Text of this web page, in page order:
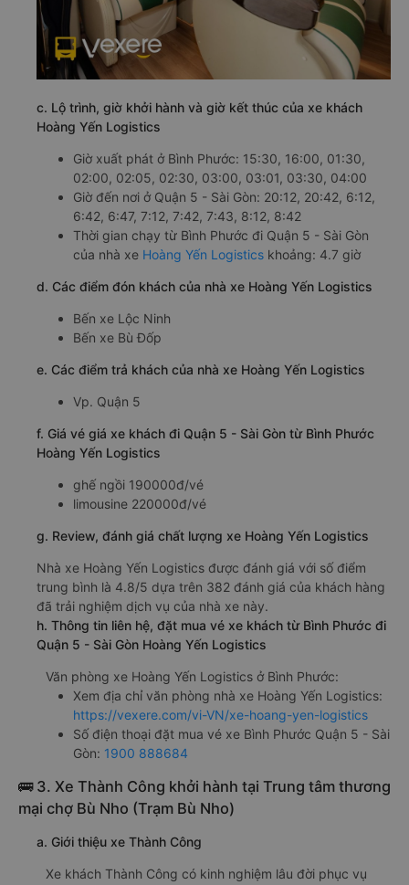
c. Lộ trình, giờ khởi hành và giờ kết thúc của xe khách
Hoàng Yến Logistics
Giờ xuất phát ở Bình Phước: 15:30, 16:00, 01:30,
02:00, 02:05, 02:30, 03:00, 03:01, 03:30, 04:00
Giờ đến nơi ở Quận 5 - Sài Gòn: 20:12, 20:42, 6:12,
6:42, 6:47, 7:12, 7:42, 7:43, 8:12, 8:42
Thời gian chạy từ Bình Phước đi Quận 5 - Sài Gòn
của nhà xe Hoàng Yến Logistics khoảng: 4.7 giờ
d. Các điểm đón khách của nhà xe Hoàng Yến Logistics
Bến xe Lộc Ninh
Bến xe Bù Đốp
e. Các điểm trả khách của nhà xe Hoàng Yến Logistics
Vp. Quận 5
f. Giá vé giá xe khách đi Quận 5 - Sài Gòn từ Bình Phước
Hoàng Yến Logistics
ghế ngồi 190000đ/vé
limousine 220000đ/vé
g. Review, đánh giá chất lượng xe Hoàng Yến Logistics
Nhà xe Hoàng Yến Logistics được đánh giá với số điểm
trung bình là 4.8/5 dựa trên 382 đánh giá của khách hàng
đã trải nghiệm dịch vụ của nhà xe này.
h. Thông tin liên hệ, đặt mua vé xe khách từ Bình Phước đi
Quận 5 - Sài Gòn Hoàng Yến Logistics
Văn phòng xe Hoàng Yến Logistics ở Bình Phước:
Xem địa chỉ văn phòng nhà xe Hoàng Yến Logistics:
https://vexere.com/vi-VN/xe-hoang-yen-logistics
Số điện thoại đặt mua vé xe Bình Phước Quận 5 - Sài
Gòn: 1900 888684
🚌 3. Xe Thành Công khởi hành tại Trung tâm thương
mại chợ Bù Nho (Trạm Bù Nho)
a. Giới thiệu xe Thành Công
Xe khách Thành Công có kinh nghiệm lâu đời phục vụ